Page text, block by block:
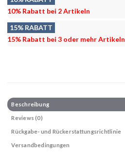
10% Rabatt bei 2 Artikeln
15% RABATT
15% Rabatt bei 3 oder mehr Artikeln
Beschreibung
Reviews (0)
Rückgabe- und Rückerstattungsrichtlinie
Versandbedingungen